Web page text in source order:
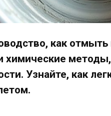
как
химические
Узнайте, как